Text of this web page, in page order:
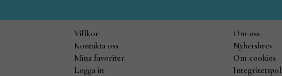
Villkor
Kontakta oss
Mina favoriter
Logga in
Om oss
Nyhetsbrev
Om cookies